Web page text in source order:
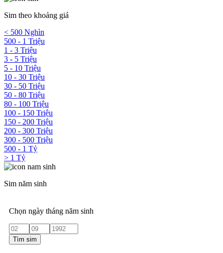
Sim theo khoảng giá
< 500 Nghìn
500 - 1 Triệu
1 - 3 Triệu
3 - 5 Triệu
5 - 10 Triệu
10 - 30 Triệu
30 - 50 Triệu
50 - 80 Triệu
80 - 100 Triệu
100 - 150 Triệu
150 - 200 Triệu
200 - 300 Triệu
300 - 500 Triệu
500 - 1 Tỷ
> 1 Tỷ
Sim năm sinh
Chọn ngày tháng năm sinh
Tìm sim